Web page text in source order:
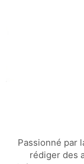
Passionné par
rédiger des